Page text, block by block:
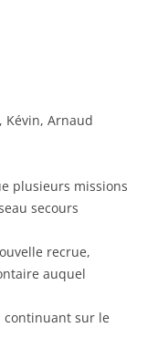
Kévin, Arnaud
plusieurs missions
secours
recrue,
auquel
continuant sur le